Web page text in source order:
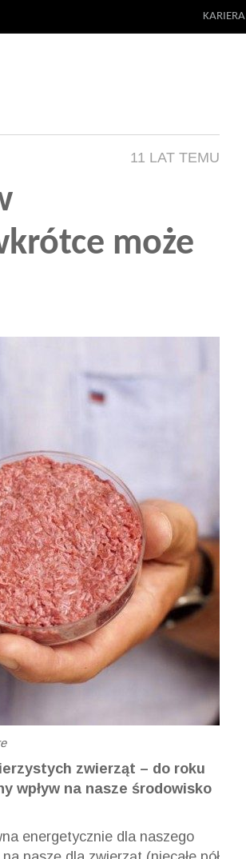
KARIERA
11 LAT TEMU
może
zwierząt – do roku
wpływ na nasze środowisko
energetycznie dla naszego